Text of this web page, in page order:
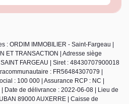
: ORDIM IMMOBILIER - Saint-Fargeau |
ET TRANSACTION | Adresse siège
FARGEAU | Siret : 48430707900018
: FR56484307079 |
: 100 000 | Assurance RCP : NC |
Date de délivrance : 2022-06-08 | Lieu de
89000 AUXERRE | Caisse de